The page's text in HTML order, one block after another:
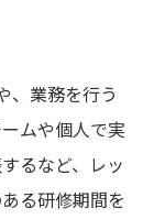
、業務を行う
ムや個人で実
るなど、レッ
る研修期間を